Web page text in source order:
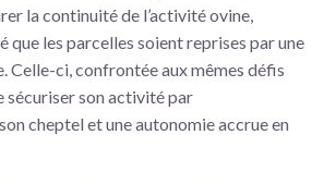
la continuité de l’activité ovine,
que les parcelles soient reprises par une
Celle-ci, confrontée aux mêmes défis
sécuriser son activité par
cheptel et une autonomie accrue en